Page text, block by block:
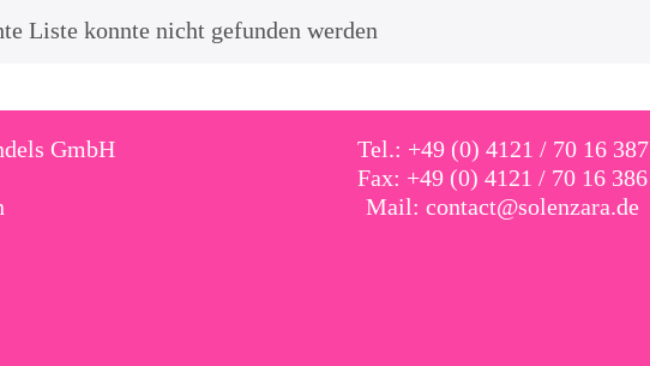
Liste konnte nicht gefunden werden
GmbH
Tel.: +49 (0) 4121 / 70 16 387
Fax: +49 (0) 4121 / 70 16 386
Mail: contact@solenzara.de